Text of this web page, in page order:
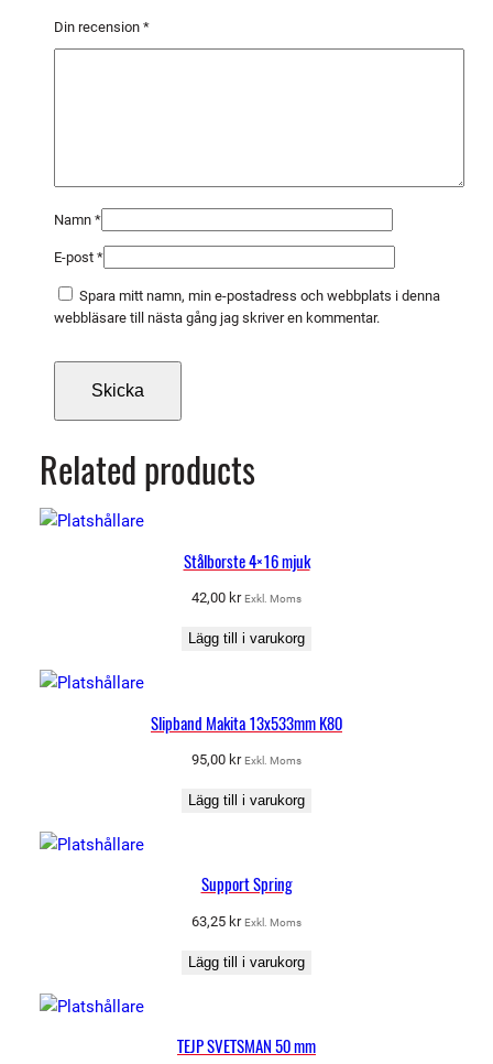
Din recension *
Namn *
E-post *
Spara mitt namn, min e-postadress och webbplats i denna
webbläsare till nästa gång jag skriver en kommentar.
Related products
Stålborste 4×16 mjuk
42,00 kr Exkl. Moms
Lägg till i varukorg
Slipband Makita 13x533mm K80
95,00 kr Exkl. Moms
Lägg till i varukorg
Support Spring
63,25 kr Exkl. Moms
Lägg till i varukorg
TEJP SVETSMAN 50 mm